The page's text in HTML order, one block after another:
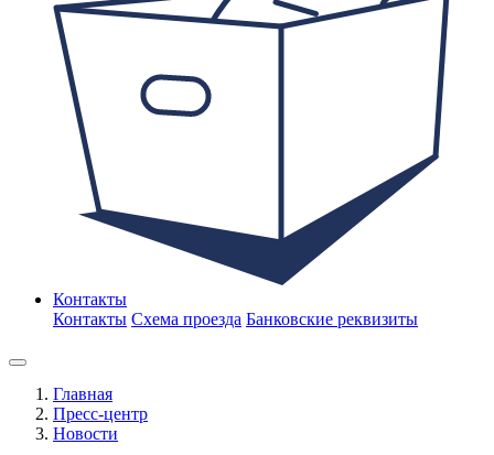
Контакты
Контакты Схема проезда Банковские реквизиты
Главная
Пресс-центр
Новости